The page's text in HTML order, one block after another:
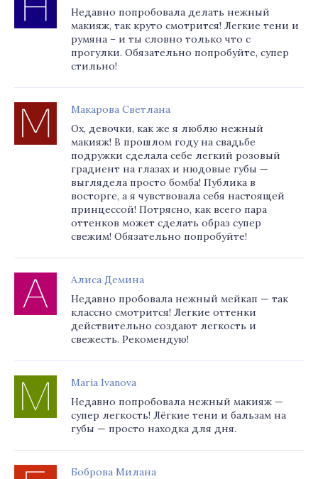
Недавно попробовала делать нежный
макияж, так круто смотрится! Легкие тени и
румяна – и ты словно только что с
прогулки. Обязательно попробуйте, супер
стильно!
Макарова Светлана
Ох, девочки, как же я люблю нежный
макияж! В прошлом году на свадьбе
подружки сделала себе легкий розовый
градиент на глазах и нюдовые губы —
выглядела просто бомба! Публика в
восторге, а я чувствовала себя настоящей
принцессой! Потрясно, как всего пара
оттенков может сделать образ супер
свежим! Обязательно попробуйте!
Алиса Демина
Недавно пробовала нежный мейкап — так
классно смотрится! Легкие оттенки
действительно создают легкость и
свежесть. Рекомендую!
Maria Ivanova
Недавно попробовала нежный макияж —
супер легкость! Лёгкие тени и бальзам на
губы — просто находка для дня.
Боброва Милана